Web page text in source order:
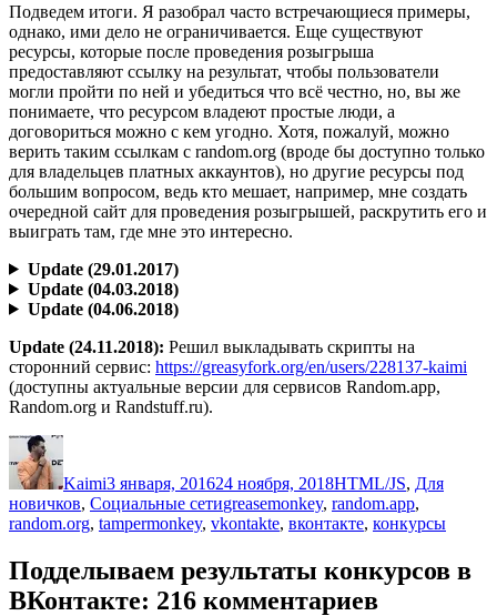
Подведем итоги. Я разобрал часто встречающиеся примеры,
однако, ими дело не ограничивается. Еще существуют
ресурсы, которые после проведения розыгрыша
предоставляют ссылку на результат, чтобы пользователи
могли пройти по ней и убедиться что всё честно, но, вы же
понимаете, что ресурсом владеют простые люди, а
договориться можно с кем угодно. Хотя, пожалуй, можно
верить таким ссылкам с random.org (вроде бы доступно только
для владельцев платных аккаунтов), но другие ресурсы под
большим вопросом, ведь кто мешает, например, мне создать
очередной сайт для проведения розыгрышей, раскрутить его и
выиграть там, где мне это интересно.
Update (29.01.2017)
Update (04.03.2018)
Update (04.06.2018)
Update (24.11.2018): Решил выкладывать скрипты на
сторонний сервис: https://greasyfork.org/en/users/228137-kaimi
(доступны актуальные версии для сервисов Random.app,
Random.org и Randstuff.ru).
Автор
Kaimi3 января, 201624 ноября, 2018HTML/JS, Для
новичков, Социальные сетиМетки
greasemonkey, random.app,
random.org, tampermonkey, vkontakte, вконтакте, конкурсы
Подделываем результаты конкурсов в
ВКонтакте: 216 комментариев